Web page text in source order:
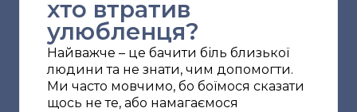
хто втратив
улюбленця?
Найважче – це бачити біль близької
людини та не знати, чим допомогти.
Ми часто мовчимо, бо боїмося сказати
щось не те, або намагаємося